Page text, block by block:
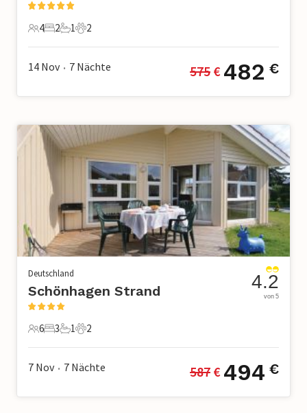
4 Gäste
4
2 Schlafzimmer
2
1 Badezimmer
1
2 Haustiere
2
14 Nov • 7 Nächte 575 € 482 €
Deutschland
Schönhagen Strand
6 Gäste
6
3 Schlafzimmer
3
1 Badezimmer
1
2 Haustiere
2
4.2
von 5
7 Nov • 7 Nächte 587 € 494 €